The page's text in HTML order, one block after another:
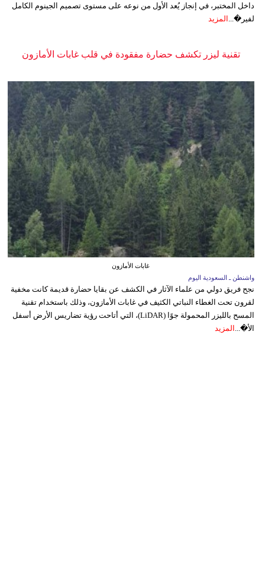
داخل المختبر، في إنجاز يُعد الأول من نوعه على مستوى تصميم الجينوم الكامل
لفير�... المزيد
تقنية ليزر تكشف حضارة مفقودة في قلب غابات الأمازون
غابات الأمازون
واشنطن ـ السعودية اليوم
نجح فريق دولي من علماء الآثار في الكشف عن بقايا حضارة قديمة كانت مخفية
لقرون تحت الغطاء النباتي الكثيف في غابات الأمازون، وذلك باستخدام تقنية
المسح بالليزر المحمولة جوًا (LiDAR)، التي أتاحت رؤية تضاريس الأرض أسفل
الأ�... المزيد